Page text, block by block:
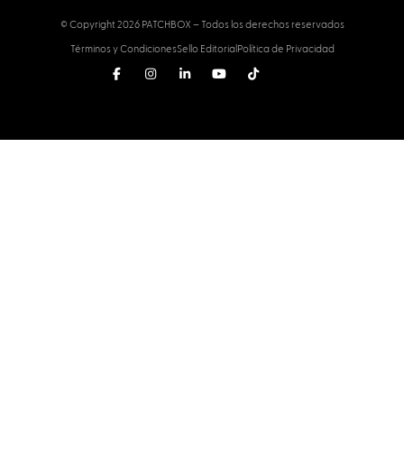
© Copyright 2026 PATCHBOX – Todos los derechos reservados
Términos y CondicionesSello Editorial Política de Privacidad